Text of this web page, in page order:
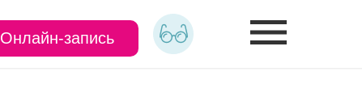
Онлайн-запись